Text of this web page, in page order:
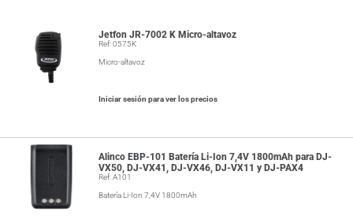
Jetfon JR-7002 K Micro-altavoz
Ref: 0575K
Micro-altavoz
Iniciar sesión para ver los precios
Alinco EBP-101 Batería Li-Ion 7,4V 1800mAh para DJ-
VX50, DJ-VX41, DJ-VX46, DJ-VX11 y DJ-PAX4
Ref: A101
Batería Li-Ion 7,4V 1800mAh